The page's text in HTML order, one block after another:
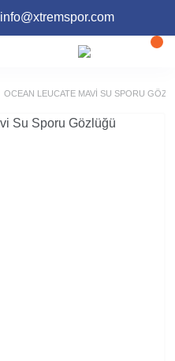
info@xtremspor.com
OCEAN LEUCATE MAVI SU SPORU